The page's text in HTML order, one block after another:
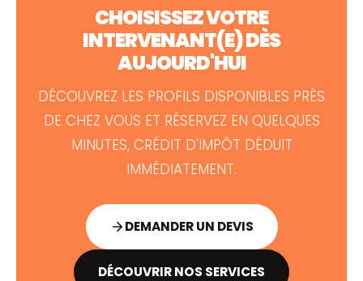
CHOISISSEZ VOTRE
INTERVENANT(E) DÈS
AUJOURD'HUI
DÉCOUVREZ LES PROFILS DISPONIBLES PRÈS
DE CHEZ VOUS ET RÉSERVEZ EN QUELQUES
MINUTES, CRÉDIT D'IMPÔT DÉDUIT
IMMÉDIATEMENT.
DEMANDER UN DEVIS
DÉCOUVRIR NOS SERVICES